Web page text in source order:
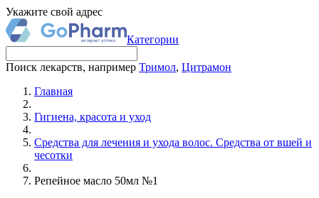
Укажите свой адрес
Категории
Поиск лекарств, например Тримол, Цитрамон
Главная
Гигиена, красота и уход
Средства для лечения и ухода волос. Средства от вшей и
чесотки
Репейное масло 50мл №1